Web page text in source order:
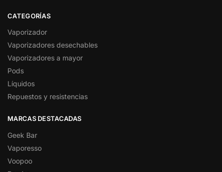
CATEGORÍAS
Vaporizador
Vaporizadores desechables
Vaporizadores a mayor
Pods
Líquidos
Repuestos y resistencias
MARCAS DESTACADAS
Geek Bar
Vaporesso
Voopoo